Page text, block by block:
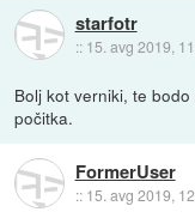
starfotr
:: 15. avg 2019,
Bolj kot verniki, te
počitka.
FormerUser
:: 15. avg 2019,